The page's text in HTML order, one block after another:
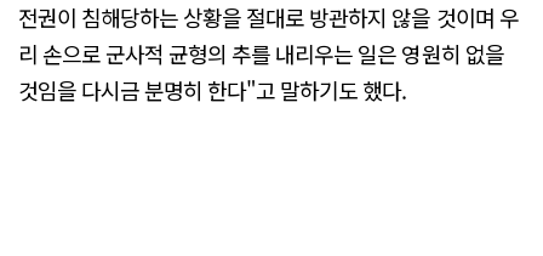
전권이 침해당하는 상황을 절대로 방관하지 않을 것이며 우
리 손으로 군사적 균형의 추를 내리우는 일은 영원히 없을
것임을 다시금 분명히 한다"고 말하기도 했다.